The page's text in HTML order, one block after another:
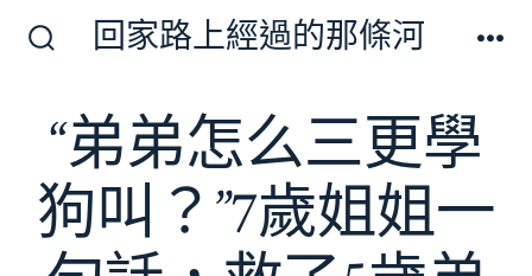
換
關
回家路上經過的那條河
“弟弟怎么三更學
狗叫？”7歲姐姐一